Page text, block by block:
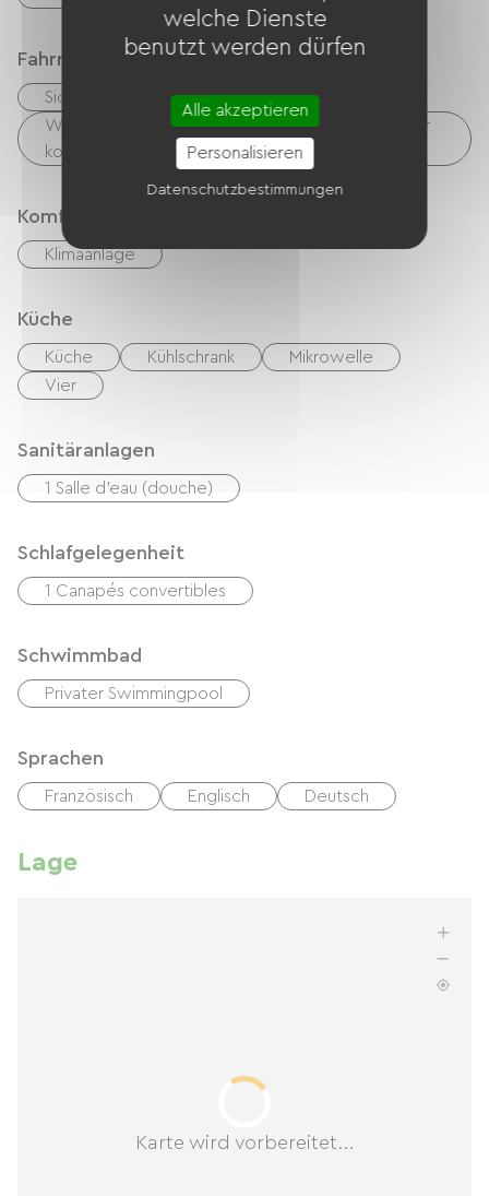
Natur eignet.
Fahrradannahme
Sicherer Fahrradunterstand
Wäschemöglichkeiten vorhanden (kostenlos oder
kostenpflichtig)
Komfort
Klimaanlage
Küche
Küche Kühlschrank
Mikrowelle
Vier
Sanitäranlagen
1 Salle d'eau (douche)
Schlafgelegenheit
1 Canapés convertibles
Schwimmbad
Privater Swimmingpool
Sprachen
Französisch Englisch Deutsch
Lage
Karte wird vorbereitet...
welche Dienste
benutzt werden dürfen
Alle akzeptieren
Personalisieren
Datenschutzbestimmungen